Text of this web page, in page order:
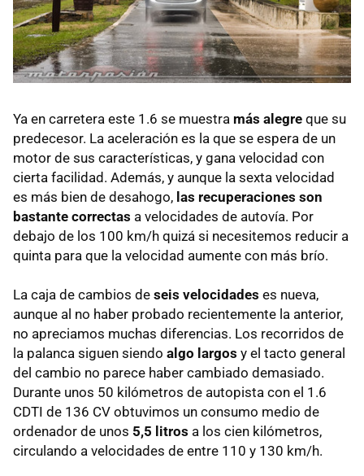
Ya en carretera este 1.6 se muestra más alegre que su
predecesor. La aceleración es la que se espera de un
motor de sus características, y gana velocidad con
cierta facilidad. Además, y aunque la sexta velocidad
es más bien de desahogo, las recuperaciones son
bastante correctas a velocidades de autovía. Por
debajo de los 100 km/h quizá si necesitemos reducir a
quinta para que la velocidad aumente con más brío.
La caja de cambios de seis velocidades es nueva,
aunque al no haber probado recientemente la anterior,
no apreciamos muchas diferencias. Los recorridos de
la palanca siguen siendo algo largos y el tacto general
del cambio no parece haber cambiado demasiado.
Durante unos 50 kilómetros de autopista con el 1.6
CDTI de 136 CV obtuvimos un consumo medio de
ordenador de unos 5,5 litros a los cien kilómetros,
circulando a velocidades de entre 110 y 130 km/h.